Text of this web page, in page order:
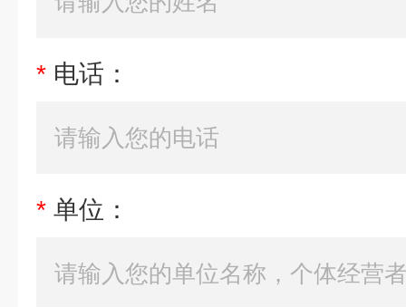
* 电话：
* 单位：